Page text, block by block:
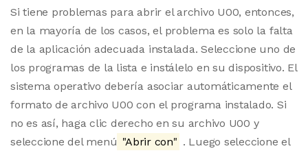
Si tiene problemas para abrir el archivo U00, entonces,
en la mayoría de los casos, el problema es solo la falta
de la aplicación adecuada instalada. Seleccione uno de
los programas de la lista e instálelo en su dispositivo. El
sistema operativo debería asociar automáticamente el
formato de archivo U00 con el programa instalado. Si
no es así, haga clic derecho en su archivo U00 y
seleccione del menú "Abrir con" . Luego seleccione el